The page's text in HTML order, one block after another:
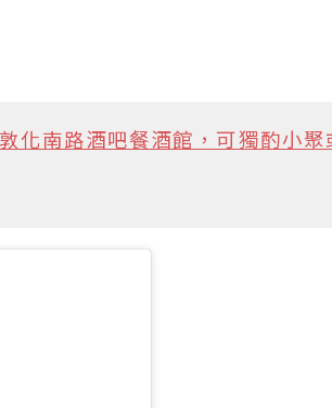
南路酒吧餐酒館，可獨酌小